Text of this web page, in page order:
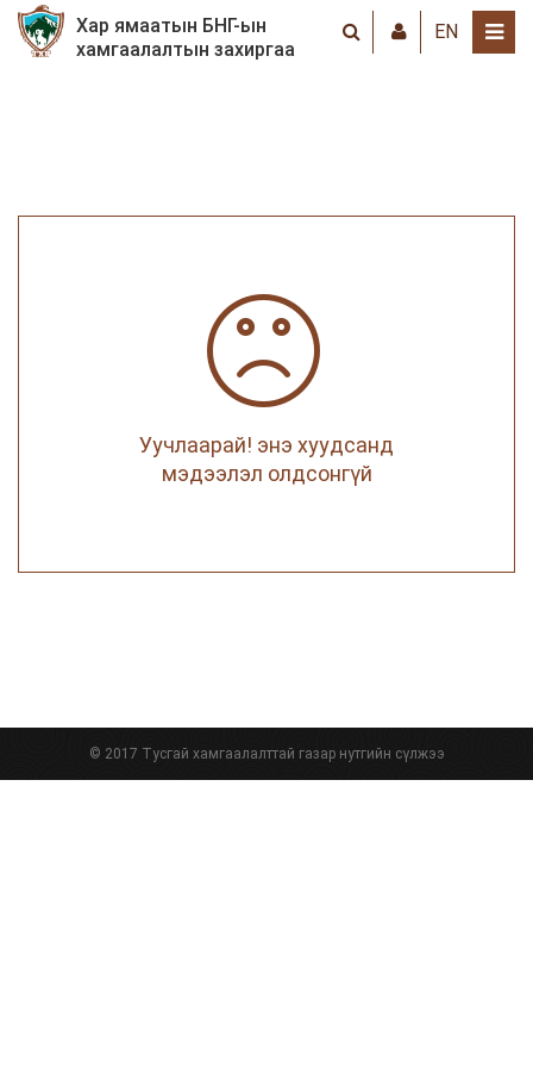
Хар ямаатын БНГ-ын
хамгаалалтын захиргаа
EN
Уучлаарай! энэ хуудсанд
мэдээлэл олдсонгүй
© 2017 Тусгай хамгаалалттай газар нутгийн сүлжээ